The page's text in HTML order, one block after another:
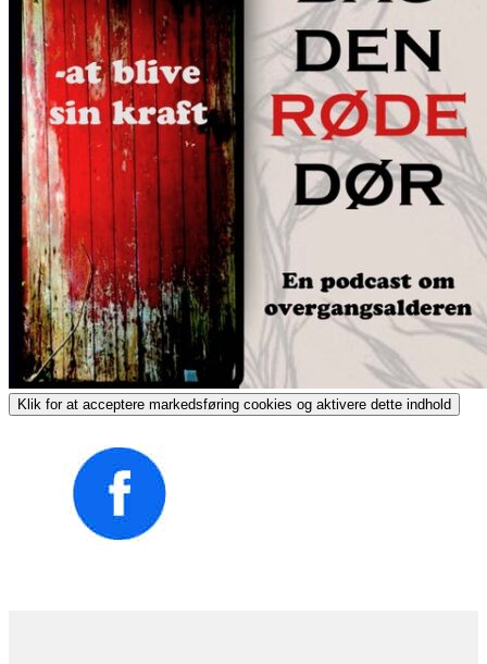
Klik for at acceptere markedsføring cookies og aktivere dette indhold